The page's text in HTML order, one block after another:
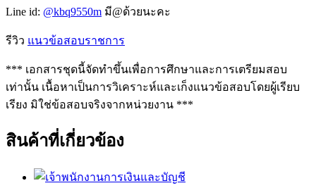
Line id: @kbq9550m มี@ด้วยนะคะ
รีวิว แนวข้อสอบราชการ
*** เอกสารชุดนี้จัดทำขึ้นเพื่อการศึกษาและการเตรียมสอบ
เท่านั้น เนื้อหาเป็นการวิเคราะห์และเก็งแนวข้อสอบโดยผู้เรียบ
เรียง มิใช่ข้อสอบจริงจากหน่วยงาน ***
สินค้าที่เกี่ยวข้อง